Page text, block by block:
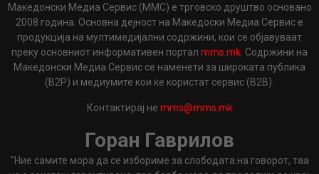
Македонски Медиа Сервис (ММС) е трговско друштво основано
2008 година. Основна дејност на Македоски Медиа Сервис е
продукција на мултимедијални содржини, кои се објавуваат
преку основниот информативен портал mms.mk . Содржини на
Македонски Медиа Сервис се наменети за широката публика
(B2P) и медиумите кои ќе користат сервис (B2B).
Контактирај не mms@mms.mk
Горан Гаврилов
"Ние самите мора да се избориме за слободата на говорот, таа